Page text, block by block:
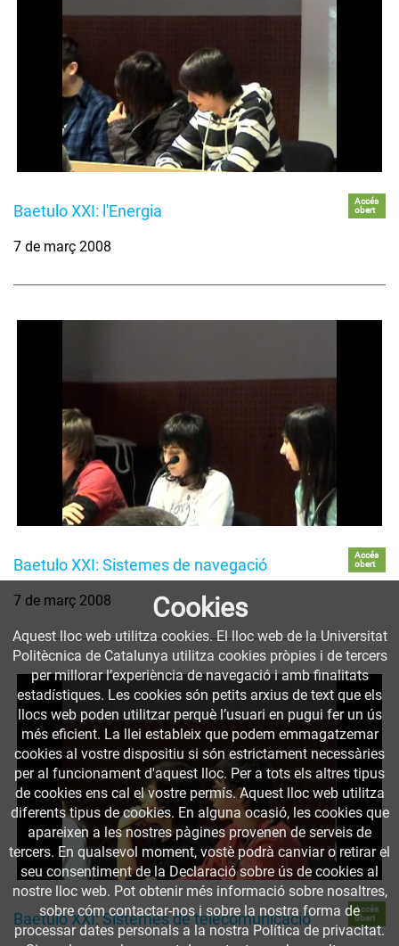
Baetulo XXI: l'Energia
Accés
obert
7 de març 2008
Baetulo XXI: Sistemes de navegació
Accés
obert
7 de març 2008
Baetulo XXI: Sistemes de telecomunicació
Accés
obert
Cookies
Aquest lloc web utilitza cookies. El lloc web de la Universitat
Politècnica de Catalunya utilitza cookies pròpies i de tercers
per millorar l’experiència de navegació i amb finalitats
estadístiques. Les cookies són petits arxius de text que els
llocs web poden utilitzar perquè l’usuari en pugui fer un ús
més eficient. La llei estableix que podem emmagatzemar
cookies al vostre dispositiu si són estrictament necessàries
per al funcionament d'aquest lloc. Per a tots els altres tipus
de cookies ens cal el vostre permís. Aquest lloc web utilitza
diferents tipus de cookies. En alguna ocasió, les cookies que
apareixen a les nostres pàgines provenen de serveis de
tercers. En qualsevol moment, vostè podrà canviar o retirar el
seu consentiment de la Declaració sobre ús de cookies al
nostre lloc web. Pot obtenir més informació sobre nosaltres,
sobre cóm contactar-nos i sobre la nostra forma de
processar dates personals a la nostra Política de privacitat.